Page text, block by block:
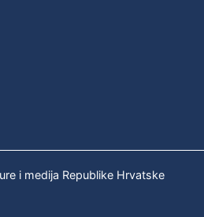
i medija Republike Hrvatske